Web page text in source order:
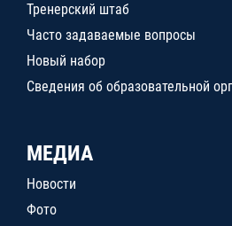
Тренерский штаб
Часто задаваемые вопросы
Новый набор
Сведения об образовательной
МЕДИА
Новости
Фото